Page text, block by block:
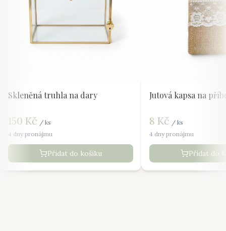
Skleněná truhla na dary
150 Kč / ks
4 dny pronájmu
Přidat do košíku
Jutová kapsa na
8 Kč / ks
4 dny pronájmu
Přidat do